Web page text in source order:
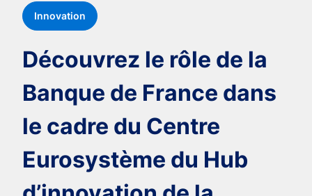
Innovation
Découvrez le rôle de la
Banque de France dans
le cadre du Centre
Eurosystème du Hub